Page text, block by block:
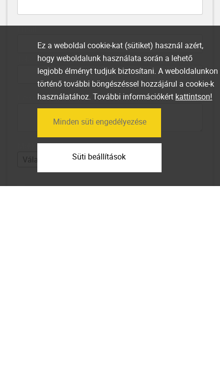
Email
Telefonszám
Üzenet
Mekkora lakások érdekelnek?
Elfogadom azadatfelhasználásifeltételeket
Ez a weboldal cookie-kat (sütiket) használ azért,
hogy weboldalunk használata során a lehető
legjobb élményt tudjuk biztosítani. A weboldalunkon
történő további böngészéssel hozzájárul a cookie-k
használatához. További információkért kattintson!
Minden süti engedélyezése
Süti beállítások